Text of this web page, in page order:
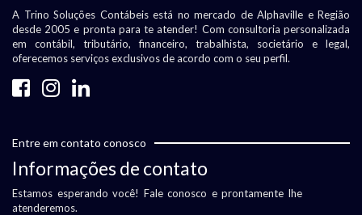
A Trino Soluções Contábeis está no mercado de Alphaville e Região
desde 2005 e pronta para te atender! Com consultoria personalizada
em contábil, tributário, financeiro, trabalhista, societário e legal,
oferecemos serviços exclusivos de acordo com o seu perfil.
Entre em contato conosco
Informações de contato
Estamos esperando você! Fale conosco e prontamente lhe
atenderemos.